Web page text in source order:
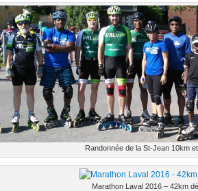
Randonnée de la St-Jean 10km
Marathon Laval 2016 – 42km